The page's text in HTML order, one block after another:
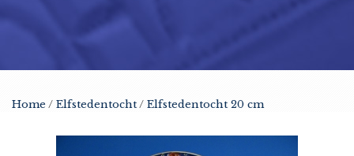
Home/ Elfstedentocht/ Elfstedentocht 20 cm